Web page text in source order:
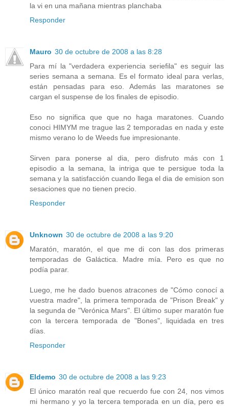
la vi en una mañana mientras planchaba
Responder
Mauro 30 de octubre de 2008 a las 8:28
Para mí la "verdadera experiencia seriefila" es seguir las
series semana a semana. Es el formato ideal para verlas,
están pensadas para eso. Además las maratones se
cargan el suspense de los finales de episodio.
Eso no significa que que no haga maratones. Cuando
conoci HIMYM me trague las 2 temporadas en nada y este
mismo verano lo de Weeds fue impresionante.
Sirven para ponerse al dia, pero disfruto más con 1
episodio a la semana, la intriga que te persigue toda la
semana y la satisfacción cuando llega el dia de emision son
sesaciones que no tienen precio.
Responder
Unknown 30 de octubre de 2008 a las 9:20
Maratón, maratón, el que me di con las dos primeras
temporadas de Galáctica. Madre mía. Pero es que no
podía parar.
Luego, me he dado buenos atracones de "Cómo conocí a
vuestra madre", la primera temporada de "Prison Break" y
la segunda de "Verónica Mars". El último super maratón fue
con la tercera temporada de "Bones", liquidada en tres
días.
Responder
Eldemo 30 de octubre de 2008 a las 9:23
El único maratón real que recuerdo fue con 24, nos vimos
mi hermano y yo la tercera temporada en un día, pero es